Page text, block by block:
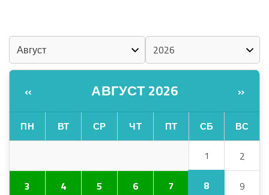
« АВГУСТ 2026 »
ПН ВТ СР ЧТ ПТ СБ ВС
1 2
3 4 5 6 7 8 9